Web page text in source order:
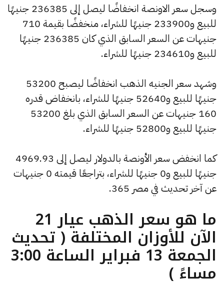
وسجل سعر الاونصة انخفاضًا ليصل إلى 236385 جنيهًا
للبيع و233900 جنيهًا للشراء، منخفضًا بقيمة 710
جنيهات عن السعر السابق الذي كان 236385 جنيهًا
للبيع و234610 جنيهًا للشراء.
وشهد سعر الجنيه الذهب انخفاضًا ليصبح 53200
جنيهًا للبيع و52640 جنيهًا للشراء، بانخفاض قدره
160 جنيهات عن السعر السابق الذي بلغ 53200
جنيهًا للبيع و52800 جنيهًا للشراء.
كما انخفض سعر الأونصة بالدولار ليصل إلى 4969.93
جنيهًا للبيع و0 جنيهًا للشراء، بتراجعًا قيمته 0 جنيهات
عن آخر تحديث في مصر 365.
ما هو سعر الذهب عيار 21
الآن للأوزان المختلفة ( تحديث
الجمعة 13 فبراير الساعة 3:00
مساءً )